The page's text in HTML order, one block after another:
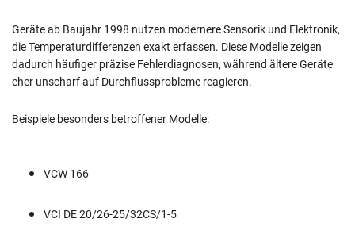
Geräte ab Baujahr 1998 nutzen modernere Sensorik und Elektronik,
die Temperaturdifferenzen exakt erfassen. Diese Modelle zeigen
dadurch häufiger präzise Fehlerdiagnosen, während ältere Geräte
eher unscharf auf Durchflussprobleme reagieren.
Beispiele besonders betroffener Modelle:
VCW 166
VCI DE 20/26-25/32CS/1-5